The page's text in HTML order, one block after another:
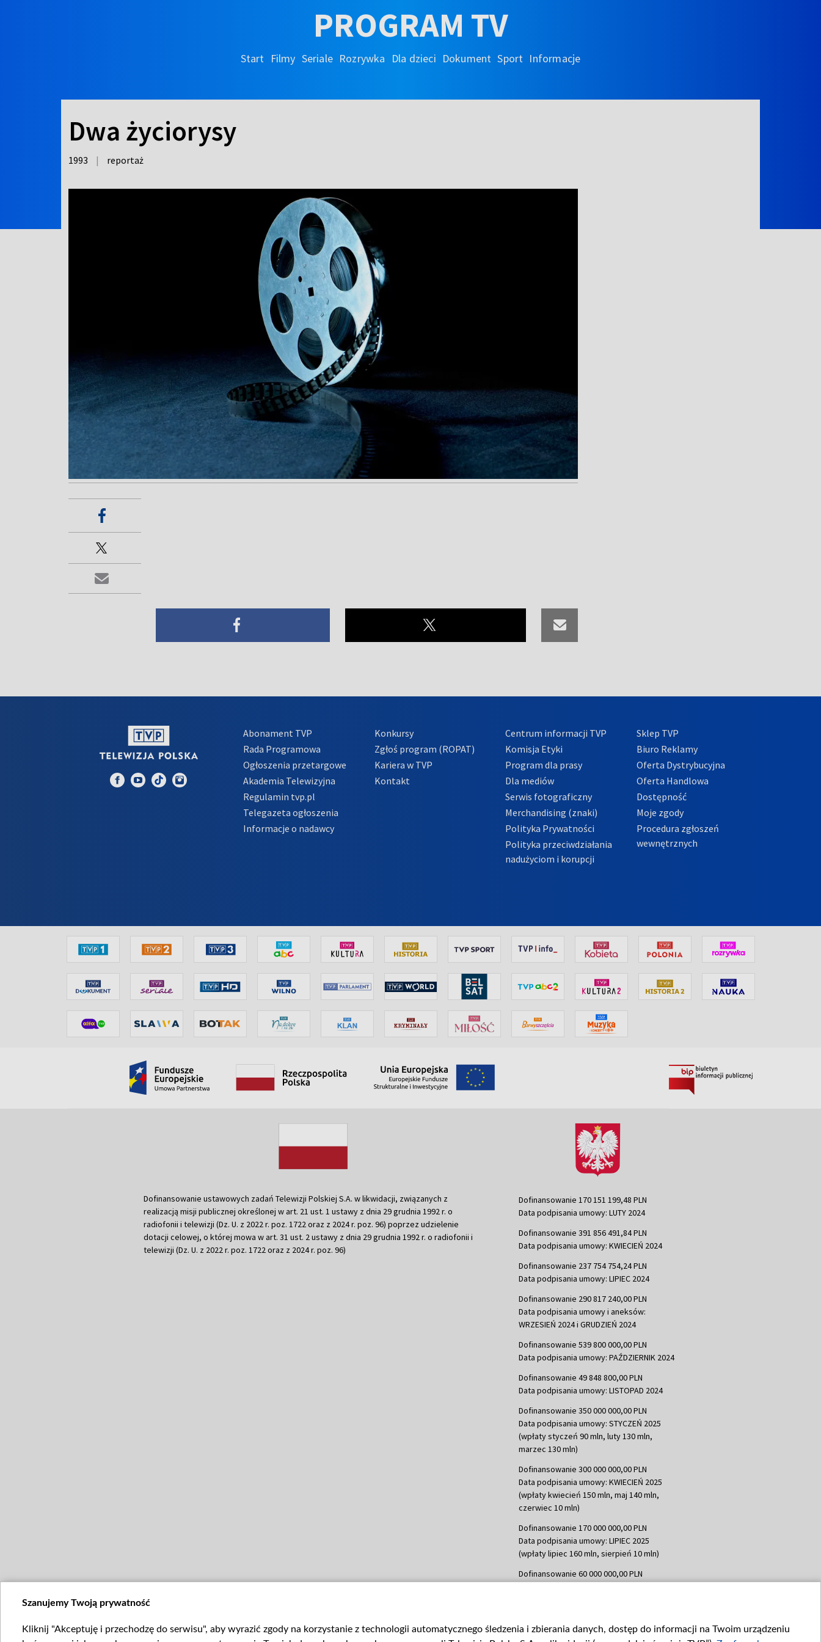
PROGRAM TV
Start Filmy Seriale Rozrywka Dla dzieci Dokument Sport Informacje
Dwa życiorysy
1993 | reportaż
Abonament TVP
Rada Programowa
Ogłoszenia przetargowe
Akademia Telewizyjna
Regulamin tvp.pl
Telegazeta ogłoszenia
Informacje o nadawcy
Konkursy
Zgłoś program (ROPAT)
Kariera w TVP
Kontakt
Centrum informacji TVP
Komisja Etyki
Program dla prasy
Dla mediów
Serwis fotograficzny
Merchandising (znaki)
Polityka Prywatności
Polityka przeciwdziałania
nadużyciom i korupcji
Sklep TVP
Biuro Reklamy
Oferta Dystrybucyjna
Oferta Handlowa
Dostępność
Moje zgody
Procedura zgłoszeń
wewnętrznych
Dofinansowanie ustawowych zadań Telewizji Polskiej S.A. w likwidacji, związanych z
realizacją misji publicznej określonej w art. 21 ust. 1 ustawy z dnia 29 grudnia 1992 r. o
radiofonii i telewizji (Dz. U. z 2022 r. poz. 1722 oraz z 2024 r. poz. 96) poprzez udzielenie
dotacji celowej, o której mowa w art. 31 ust. 2 ustawy z dnia 29 grudnia 1992 r. o radiofonii i
telewizji (Dz. U. z 2022 r. poz. 1722 oraz z 2024 r. poz. 96)
Dofinansowanie 170 151 199,48 PLN
Data podpisania umowy: LUTY 2024
Dofinansowanie 391 856 491,84 PLN
Data podpisania umowy: KWIECIEŃ 2024
Dofinansowanie 237 754 754,24 PLN
Data podpisania umowy: LIPIEC 2024
Dofinansowanie 290 817 240,00 PLN
Data podpisania umowy i aneksów:
WRZESIEŃ 2024 i GRUDZIEŃ 2024
Dofinansowanie 539 800 000,00 PLN
Data podpisania umowy: PAŹDZIERNIK 2024
Dofinansowanie 49 848 800,00 PLN
Data podpisania umowy: LISTOPAD 2024
Dofinansowanie 350 000 000,00 PLN
Data podpisania umowy: STYCZEŃ 2025
(wpłaty styczeń 90 mln, luty 130 mln,
marzec 130 mln)
Dofinansowanie 300 000 000,00 PLN
Data podpisania umowy: KWIECIEŃ 2025
(wpłaty kwiecień 150 mln, maj 140 mln,
czerwiec 10 mln)
Dofinansowanie 170 000 000,00 PLN
Data podpisania umowy: LIPIEC 2025
(wpłaty lipiec 160 mln, sierpień 10 mln)
Dofinansowanie 60 000 000,00 PLN
Data podpisania umowy: WRZESIEŃ 2025
Szanujemy Twoją prywatność
Kliknij "Akceptuję i przechodzę do serwisu", aby wyrazić zgody na korzystanie z technologii automatycznego śledzenia i zbierania danych, dostęp do informacji na Twoim urządzeniu